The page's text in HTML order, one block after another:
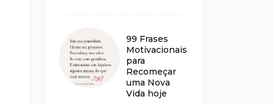
99 Frases
Motivacionais
para
Recomeçar
uma Nova
Vida hoje